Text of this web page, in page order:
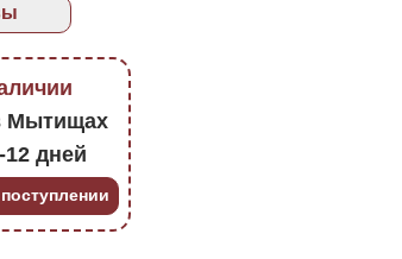
Мытищах
12 дней